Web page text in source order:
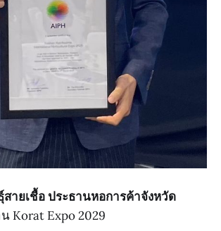
ายเชื้อ ประธานหอการค้าจังหวัด
น Korat Expo 2029